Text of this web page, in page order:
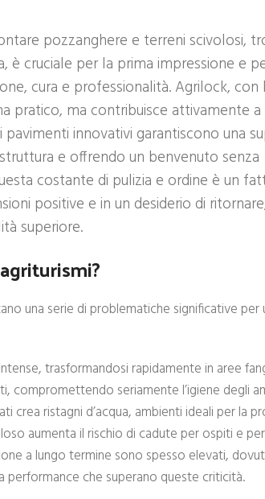
pozzanghere e terreni scivolosi,
è cruciale per la prima impressione e
cura e professionalità. Agrilock, con
pratico, ma contribuisce attivamente
innovativi garantiscono una
e offrendo un benvenuto senza
costante di pulizia e ordine è un
positive e in un desiderio di
superiore.
una serie di problematiche significative per
trasformandosi rapidamente in aree
compromettendo seriamente l’igiene degli
ristagni d’acqua, ambienti ideali per la
aumenta il rischio di cadute per ospiti e
a lungo termine sono spesso elevati,
che superano queste criticità.